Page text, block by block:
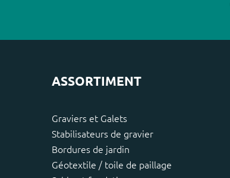
ASSORTIMENT
Graviers et Galets
Stabilisateurs de gravier
Bordures de jardin
Géotextile / toile de paillage